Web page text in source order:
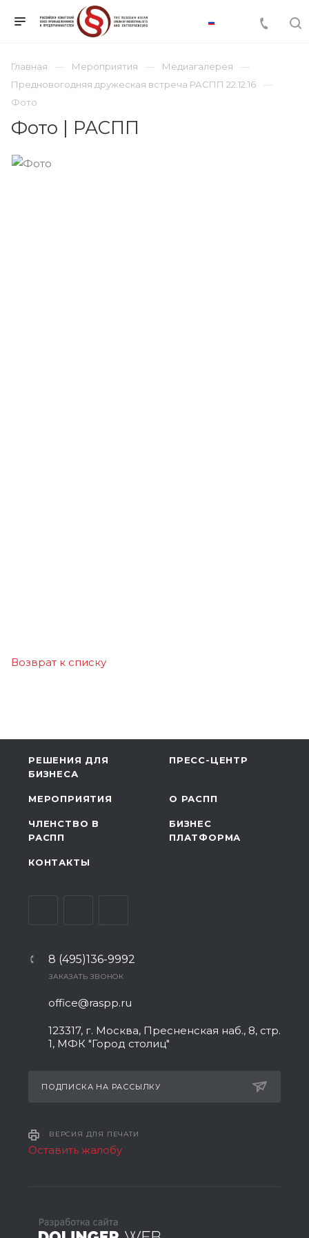
Главная Мероприятия
Медиагалерея
Предновогодняя дружеская встреча РАСПП 22.12.16
Фото
Фото | РАСПП
Возврат к списку
РЕШЕНИЯ ДЛЯ
БИЗНЕСА
ПРЕСС-ЦЕНТР
МЕРОПРИЯТИЯ О РАСПП
ЧЛЕНСТВО В
РАСПП
БИЗНЕС
ПЛАТФОРМА
КОНТАКТЫ
8 (495)136-9992
ЗАКАЗАТЬ ЗВОНОК
office@raspp.ru
123317, г. Москва, Пресненская наб., 8, стр.
1, МФК "Город столиц"
ПОДПИСКА НА РАССЫЛКУ
ВЕРСИЯ ДЛЯ ПЕЧАТИ
Оставить жалобу